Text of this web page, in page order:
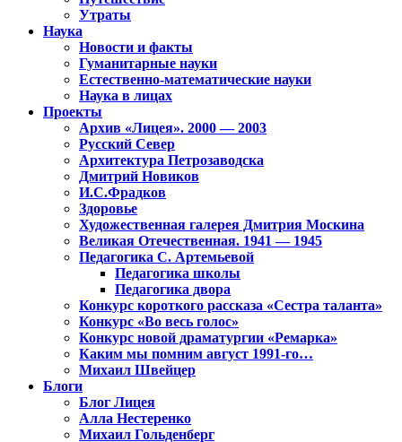
Утраты
Наука
Новости и факты
Гуманитарные науки
Естественно-математические науки
Наука в лицах
Проекты
Архив «Лицея». 2000 — 2003
Русский Север
Архитектура Петрозаводска
Дмитрий Новиков
И.С.Фрадков
Здоровье
Художественная галерея Дмитрия Москина
Великая Отечественная. 1941 — 1945
Педагогика С. Артемьевой
Педагогика школы
Педагогика двора
Конкурс короткого рассказа «Сестра таланта»
Конкурс «Во весь голос»
Конкурс новой драматургии «Ремарка»
Каким мы помним август 1991-го…
Михаил Швейцер
Блоги
Блог Лицея
Алла Нестеренко
Михаил Гольденберг